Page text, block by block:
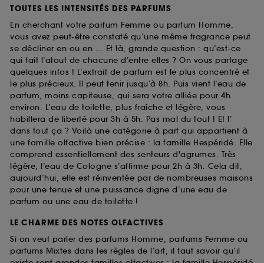
TOUTES LES INTENSITÉS DES PARFUMS
En cherchant votre parfum Femme ou parfum Homme,
vous avez peut-être constaté qu’une même fragrance peut
se décliner en ou en ... Et là, grande question : qu’est-ce
qui fait l’atout de chacune d’entre elles ? On vous partage
quelques infos ! L’extrait de parfum est le plus concentré et
le plus précieux. Il peut tenir jusqu’à 8h. Puis vient l’eau de
parfum, moins capiteuse, qui sera votre alliée pour 4h
environ. L’eau de toilette, plus fraîche et légère, vous
habillera de liberté pour 3h à 5h. Pas mal du tout ! Et l’
dans tout ça ? Voilà une catégorie à part qui appartient à
une famille olfactive bien précise : la famille Hespéridé. Elle
comprend essentiellement des senteurs d'agrumes. Très
légère, l’eau de Cologne s’affirme pour 2h à 3h. Cela dit,
aujourd’hui, elle est réinventée par de nombreuses maisons
pour une tenue et une puissance digne d’une eau de
parfum ou une eau de toilette !
LE CHARME DES NOTES OLFACTIVES
Si on veut parler des parfums Homme, parfums Femme ou
parfums Mixtes dans les règles de l’art, il faut savoir qu’il